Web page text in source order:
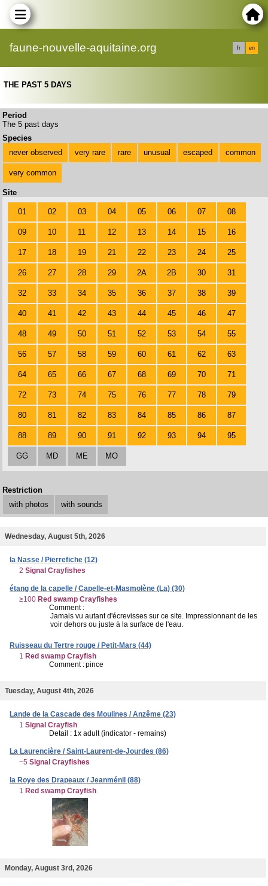
faune-nouvelle-aquitaine.org fr en
THE PAST 5 DAYS
Period
The 5 past days
Species
never observed
very rare rare unusual escaped common
very common
Site
01 02 03 04 05 06 07 08
09 10 11 12 13 14 15 16
17 18 19 21 22 23 24 25
26 27 28 29 2A 2B 30 31
32 33 34 35 36 37 38 39
40 41 42 43 44 45 46 47
48 49 50 51 52 53 54 55
56 57 58 59 60 61 62 63
64 65 66 67 68 69 70 71
72 73 74 75 76 77 78 79
80 81 82 83 84 85 86 87
88 89 90 91 92 93 94 95
GG MD ME MO
Restriction
with photos
with sounds
Wednesday, August 5th, 2026
la Nasse / Pierrefiche (12)
2 Signal Crayfishes
étang de la capelle / Capelle-et-Masmolène (La) (30)
≥100 Red swamp Crayfishes
Comment :
Jamais vu autant d'écrevisses sur ce site. Impressionnant de les
voir dehors ou juste à la surface de l'eau.
Ruisseau du Tertre rouge / Petit-Mars (44)
1 Red swamp Crayfish
Comment :pince
Tuesday, August 4th, 2026
Lande de la Cascade des Moulines / Anzême (23)
1 Signal Crayfish
Detail : 1x adult (indicator - remains)
La Laurencière / Saint-Laurent-de-Jourdes (86)
~5 Signal Crayfishes
la Roye des Drapeaux / Jeanménil (88)
1 Red swamp Crayfish
Monday, August 3rd, 2026